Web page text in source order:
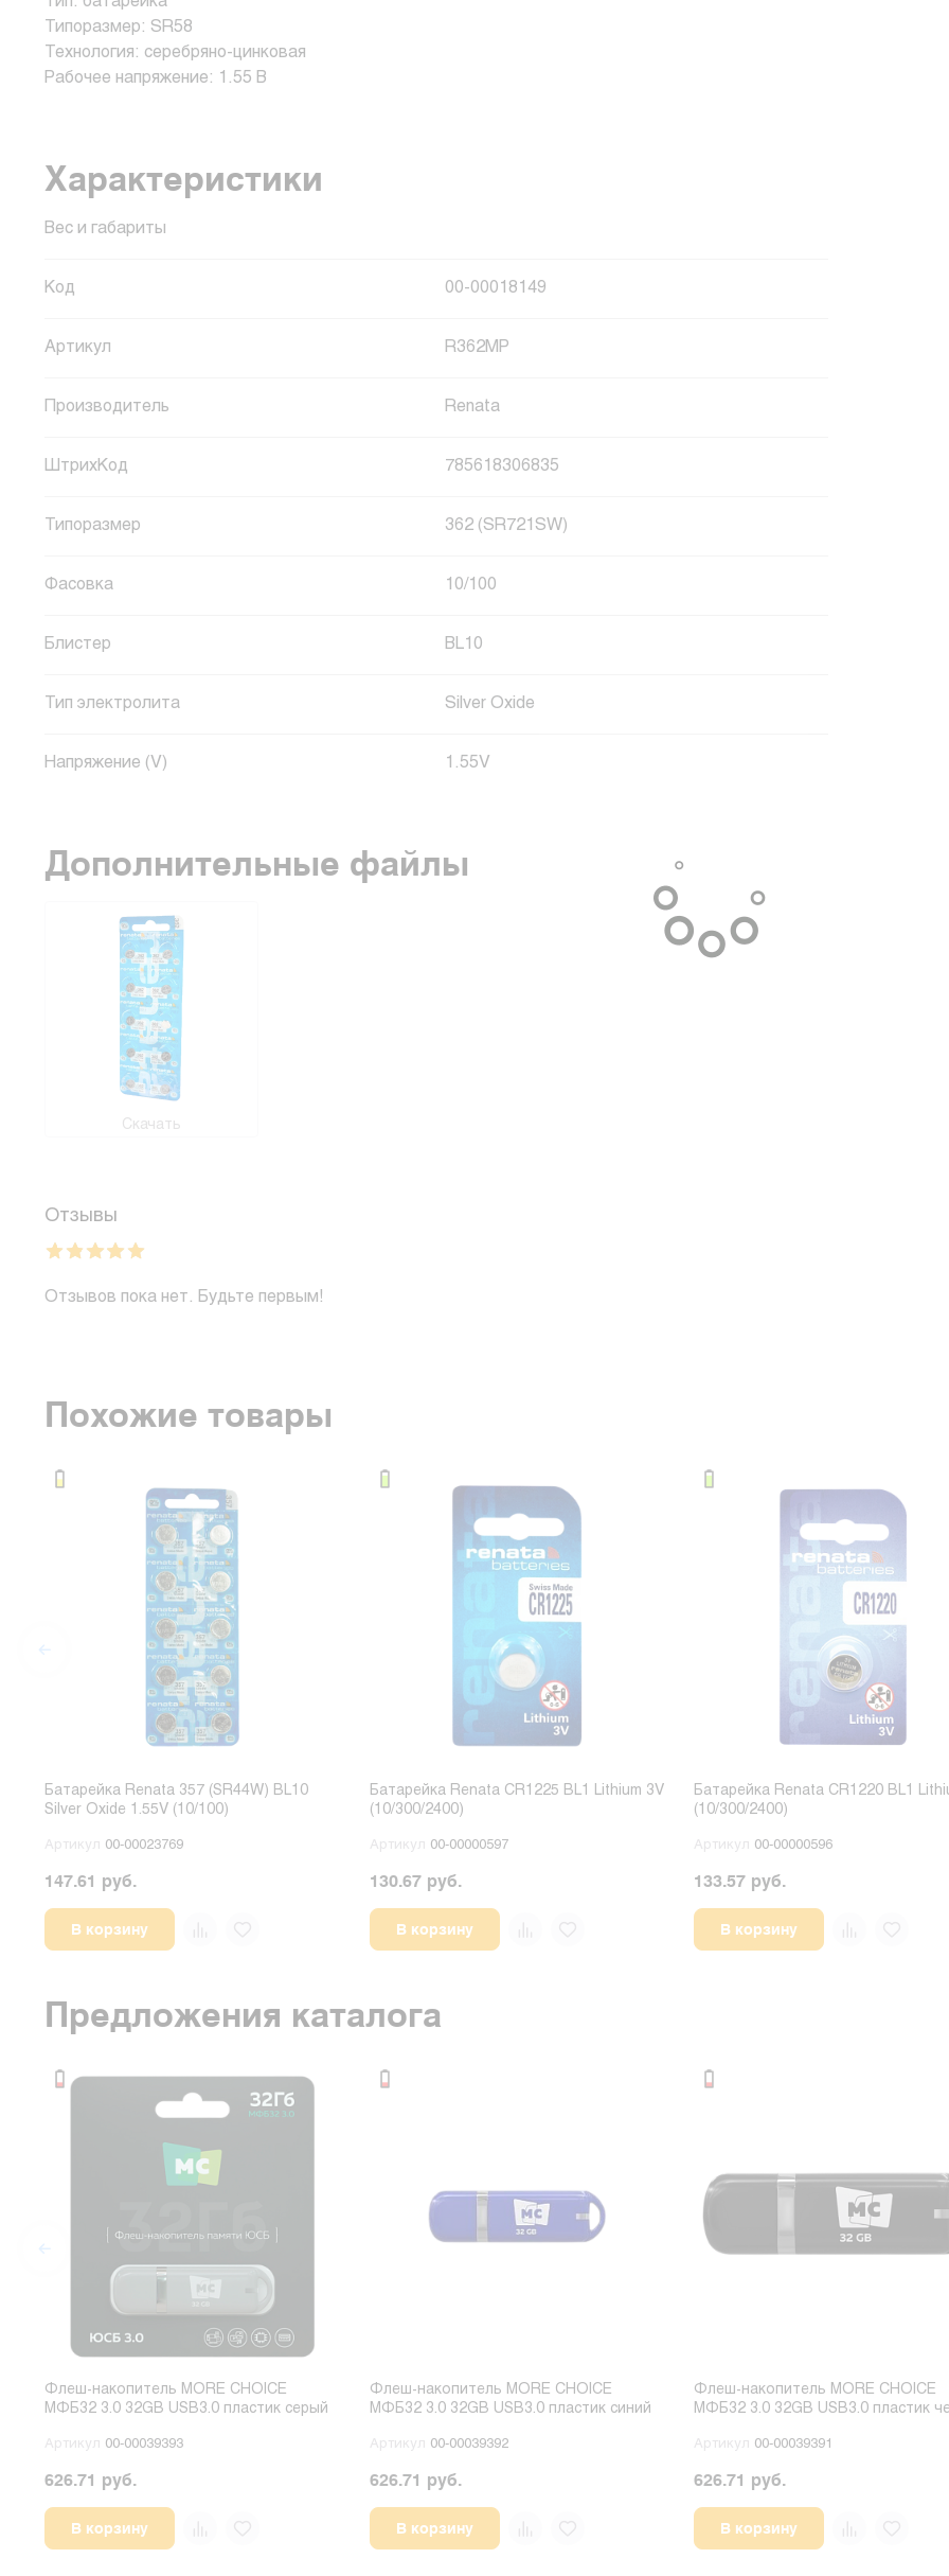
Типоразмер: SR58
Технология: серебряно-цинковая
Рабочее напряжение: 1.55 В
Характеристики
Вес и габариты
Код 00-00018149
Артикул R362MP
Производитель Renata
ШтрихКод 785618306835
Типоразмер 362 (SR721SW)
Фасовка 10/100
Блистер BL10
Тип электролита Silver Oxide
Напряжение (V) 1.55V
Дополнительные файлы
Скачать
Отзывы
Отзывов пока нет. Будьте первым!
Похожие товары
Батарейка Renata 357 (SR44W) BL10
Silver Oxide 1.55V (10/100)
Артикул 00-00023769
147.61 руб.
В корзину
Батарейка Renata CR1225 BL1 Lithium 3V
(10/300/2400)
Артикул 00-00000597
130.67 руб.
В корзину
Батарейка Renata CR1220 BL1
(10/300/2400)
Артикул 00-00000596
133.57 руб.
В корзину
Предложения каталога
Флеш-накопитель MORE CHOICE
МФБ32 3.0 32GB USB3.0 пластик серый
Артикул 00-00039393
626.71 руб.
В корзину
Флеш-накопитель MORE CHOICE
МФБ32 3.0 32GB USB3.0 пластик синий
Артикул 00-00039392
626.71 руб.
В корзину
Флеш-накопитель MORE CHOICE
МФБ32 3.0 32GB USB3.0 пластик
Артикул 00-00039391
626.71 руб.
В корзину